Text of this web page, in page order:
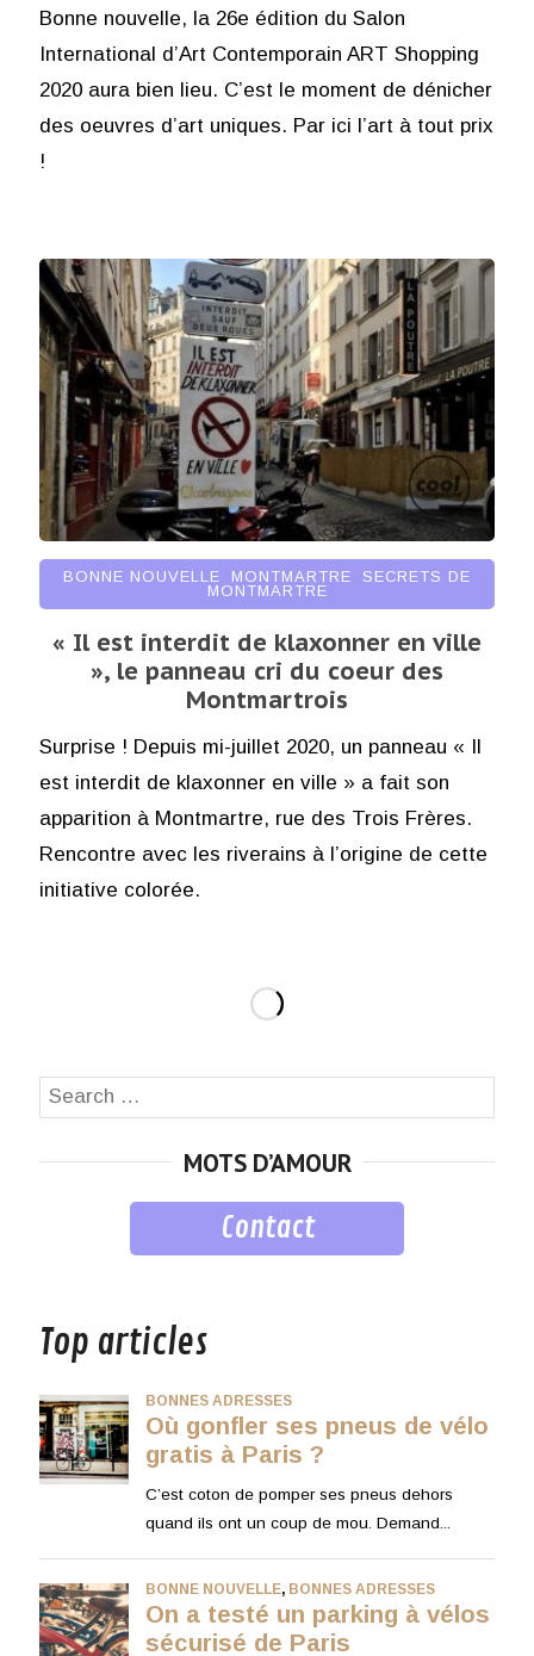
Bonne nouvelle, la 26e édition du Salon
International d’Art Contemporain ART Shopping
2020 aura bien lieu. C’est le moment de dénicher
des oeuvres d’art uniques. Par ici l’art à tout prix
!
BONNE NOUVELLE, MONTMARTRE, SECRETS DE
MONTMARTRE
« Il est interdit de klaxonner en ville
», le panneau cri du coeur des
Montmartrois
Surprise ! Depuis mi-juillet 2020, un panneau « Il
est interdit de klaxonner en ville » a fait son
apparition à Montmartre, rue des Trois Frères.
Rencontre avec les riverains à l’origine de cette
initiative colorée.
Search
MOTS D’AMOUR
Contact
Top articles